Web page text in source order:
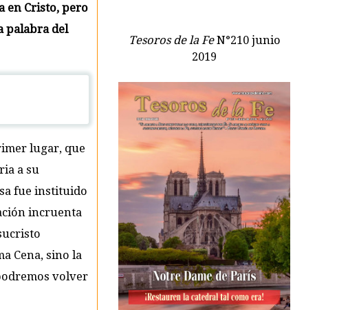
en Cristo, pero
palabra del
lugar, que
a su
fue instituido
incruenta
Cena, sino la
volver
Tesoros de la FeN°210 junio
2019